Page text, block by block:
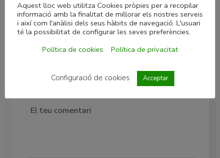
Aquest lloc web utilitza Cookies pròpies per a recopilar
informació amb la finalitat de millorar els nostres serveis
i així com l'anàlisi dels seus hàbits de navegació. L'usuari
té la possibilitat de configurar les seves preferències.
Política de cookies
Política de privacitat
Configuració de cookies Acceptar